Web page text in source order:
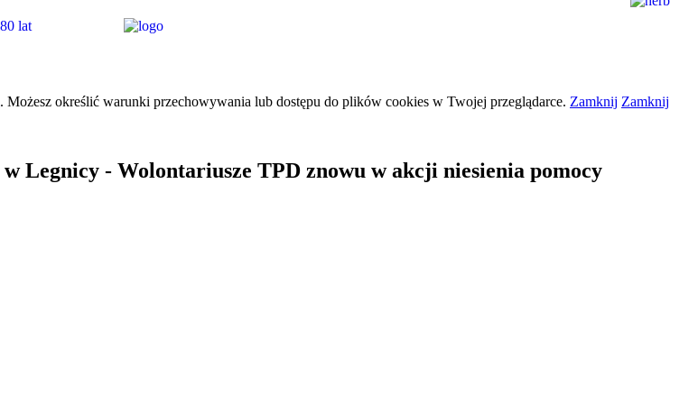
. Możesz określić warunki przechowywania lub dostępu do plików cookies w Twojej przeglądarce. Zamknij Zamknij
w Legnicy - Wolontariusze TPD znowu w akcji niesienia pomocy